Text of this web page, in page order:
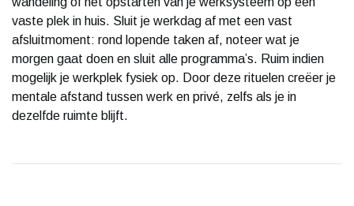
vaste plek in huis. Sluit je werkdag af met een vast
afsluitmoment: rond lopende taken af, noteer wat je
morgen gaat doen en sluit alle programma’s. Ruim indien
mogelijk je werkplek fysiek op. Door deze rituelen creëer je
mentale afstand tussen werk en privé, zelfs als je in
dezelfde ruimte blijft.